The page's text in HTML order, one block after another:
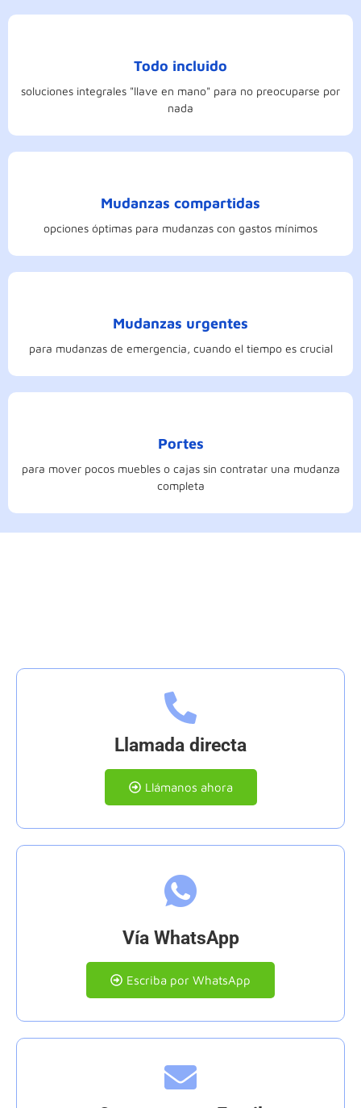
Todo incluido
soluciones integrales "llave en mano" para no preocuparse por
nada
Mudanzas compartidas
opciones óptimas para mudanzas con gastos mínimos
Mudanzas urgentes
para mudanzas de emergencia, cuando el tiempo es crucial
Portes
para mover pocos muebles o cajas sin contratar una mudanza
completa
Llamada directa
Llámanos ahora
Vía WhatsApp
Escriba por WhatsApp